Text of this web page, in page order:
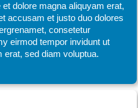
dolore magna aliquyam erat,
accusam et justo duo dolores
consetetur
eirmod tempor invidunt ut
erat, sed diam voluptua.